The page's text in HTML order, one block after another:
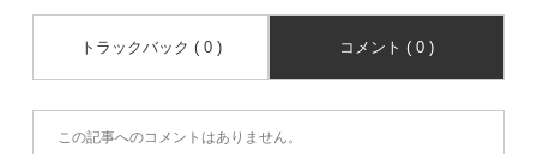
トラックバック ( 0 ) コメント ( 0 )
この記事へのコメントはありません。